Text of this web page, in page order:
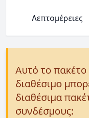
Λεπτομέρειες
Αυτό το πακέτο
διαθέσιμο
διαθέσιμα
συνδέσμους: